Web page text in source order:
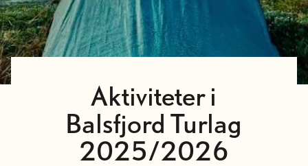
Aktiviteter i
Balsfjord Turlag
2025/2026